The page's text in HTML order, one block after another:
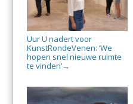
Uur U nadert voor
KunstRondeVenen: ‘We
hopen snel nieuwe ruimte
te vinden’→